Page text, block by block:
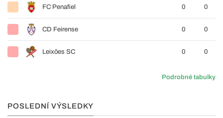
FC Penafiel 0 0
CD Feirense 0 0
Leixões SC 0 0
Podrobné tabulky
POSLEDNÍ VÝSLEDKY